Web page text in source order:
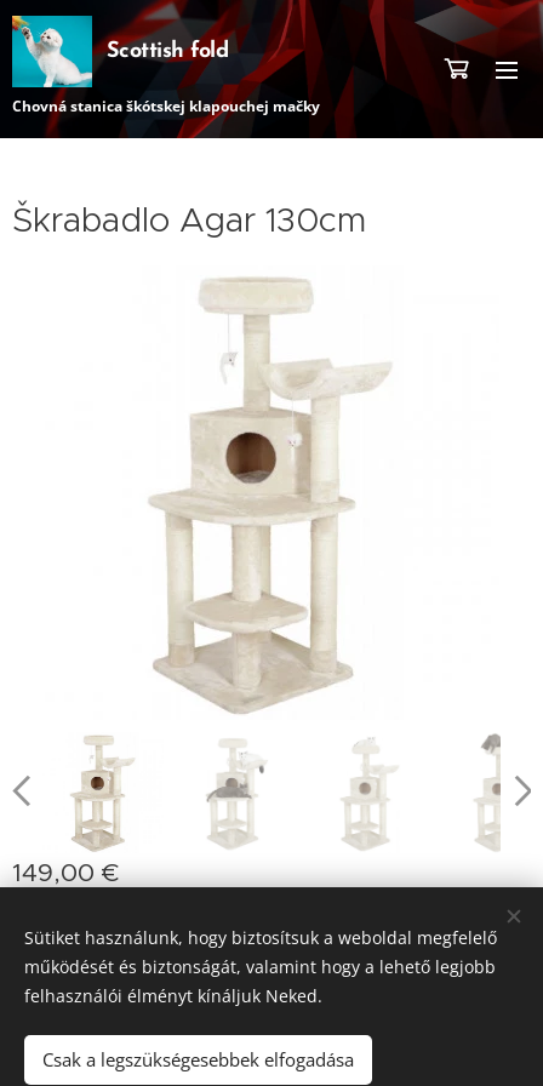
Scottish fold
Chovná stanica škótskej klapouchej mačky
Škrabadlo Agar 130cm
149,00€
jasminprincess Sütik
Slovenčina
Deutsch English
Sütiket használunk, hogy biztosítsuk a weboldal megfelelő
működését és biztonságát, valamint hogy a lehető legjobb
felhasználói élményt kínáljuk Neked.
Csak a legszükségesebbek elfogadása